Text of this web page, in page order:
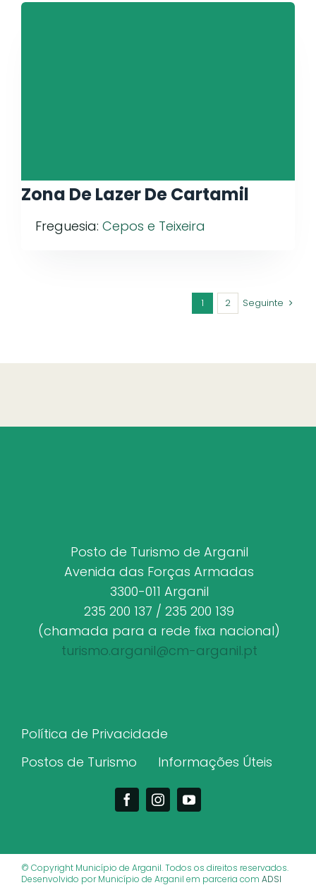
Zona De Lazer De Cartamil
Freguesia: Cepos e Teixeira
1 2 Seguinte
Posto de Turismo de Arganil
Avenida das Forças Armadas
3300-011 Arganil
235 200 137 / 235 200 139
(chamada para a rede fixa nacional)
turismo.arganil@cm-arganil.pt
Política de Privacidade
Postos de Turismo
Informações Úteis
© Copyright Município de Arganil. Todos os direitos reservados.
Desenvolvido por Município de Arganil em parceria com ADSI